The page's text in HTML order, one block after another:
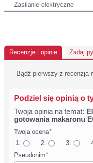
Zasilanie elektryczne
Recenzje i opinie Zadaj
Bądź pierwszy z recenzją
Podziel się opinią o
Twoja opinia na temat:
gotowania makaronu
Twoja ocena*
1:
2: 3:
Pseudonim*